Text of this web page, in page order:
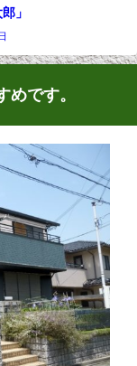
」
めです。